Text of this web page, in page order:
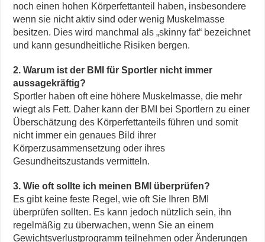
noch einen hohen Körperfettanteil haben, insbesondere
wenn sie nicht aktiv sind oder wenig Muskelmasse
besitzen. Dies wird manchmal als „skinny fat“ bezeichnet
und kann gesundheitliche Risiken bergen.
2. Warum ist der BMI für Sportler nicht immer
aussagekräftig?
Sportler haben oft eine höhere Muskelmasse, die mehr
wiegt als Fett. Daher kann der BMI bei Sportlern zu einer
Überschätzung des Körperfettanteils führen und somit
nicht immer ein genaues Bild ihrer
Körperzusammensetzung oder ihres
Gesundheitszustands vermitteln.
3. Wie oft sollte ich meinen BMI überprüfen?
Es gibt keine feste Regel, wie oft Sie Ihren BMI
überprüfen sollten. Es kann jedoch nützlich sein, ihn
regelmäßig zu überwachen, wenn Sie an einem
Gewichtsverlustprogramm teilnehmen oder Änderungen